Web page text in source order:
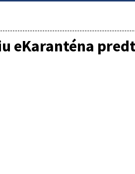
eKaranténa